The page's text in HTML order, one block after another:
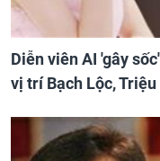
Diễn viên AI 'gây
vị trí Bạch Lộc, Triệu